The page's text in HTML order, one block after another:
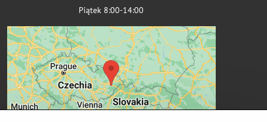
Piątek 8:00-14:00